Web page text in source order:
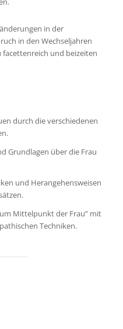
in der
in den Wechseljahren
facettenreich und beizeiten
durch die verschiedenen
Grundlagen über die Frau
und Herangehensweisen
Mittelpunkt der Frau” mit
Techniken.